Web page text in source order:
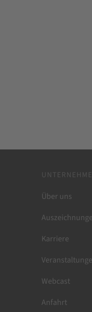
Über uns
Karriere
Webcast
Anfahrt